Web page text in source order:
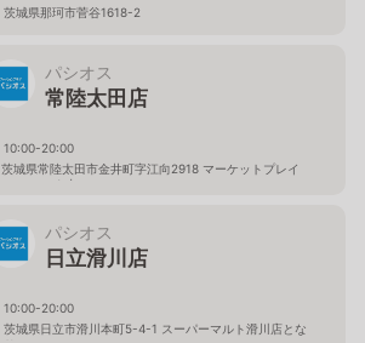
茨城県那珂市菅谷1618-2
パシオス
常陸太田店
10:00-20:00
茨城県常陸太田市金井町字江向2918 マーケットプレイ
ス フェスタ内
パシオス
日立滑川店
10:00-20:00
茨城県日立市滑川本町5-4-1 スーパーマルト滑川店とな